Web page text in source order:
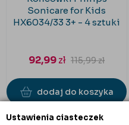
Ustawienia ciasteczek
Sonicare for Kids
HX6034/33 3+ - 4 sztuki
92,99zł 115,99zł
dodaj do koszyka